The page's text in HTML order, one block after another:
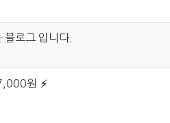
블로그 입니다.
원